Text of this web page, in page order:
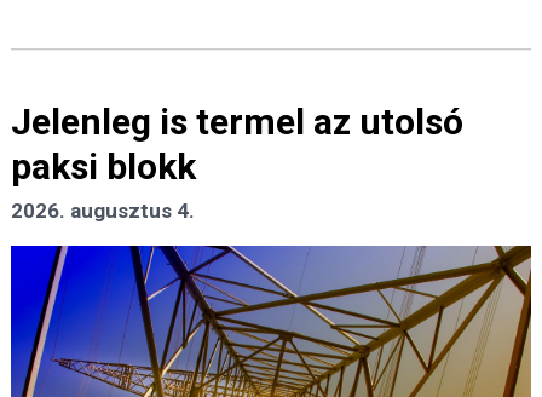
Jelenleg is termel az utolsó
paksi blokk
2026. augusztus 4.